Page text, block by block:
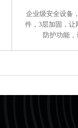
企业级安全设备
件，3层加固，让
防护功能